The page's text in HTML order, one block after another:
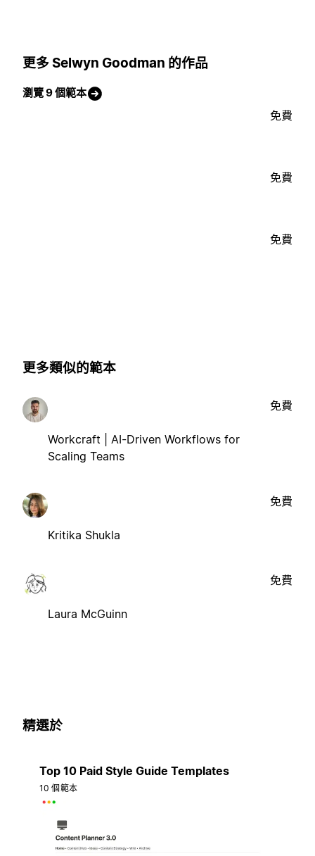
更多 Selwyn Goodman 的作品
瀏覽 9 個範本
免費
免費
免費
更多類似的範本
Workcraft | AI-Driven Workflows for
Scaling Teams
免費
Kritika Shukla
免費
Laura McGuinn
免費
精選於
Top 10 Paid Style Guide Templates
10 個範本